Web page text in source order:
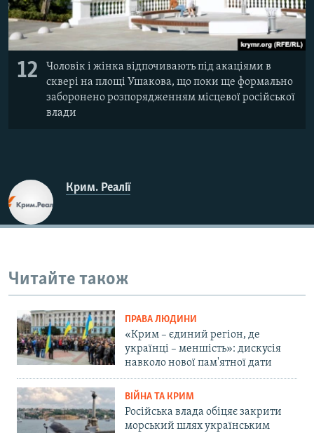
12
Чоловік і жінка відпочивають під акаціями в
сквері на площі Ушакова, що поки ще формально
заборонено розпорядженням місцевої російської
влади
Крим. Реалії
Читайте також
ПРАВА ЛЮДИНИ
«Крим – єдиний регіон, де
українці – меншість»: дискусія
навколо нової пам'ятної дати
ВІЙНА ТА КРИМ
Російська влада обіцяє закрити
морський шлях українським